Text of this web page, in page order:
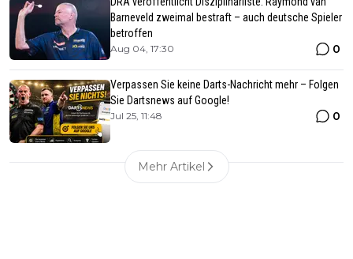
Barneveld zweimal bestraft – auch deutsche Spieler
betroffen
Aug 04, 17:30 0
Verpassen Sie keine Darts-Nachricht mehr – Folgen
Sie Dartsnews auf Google!
Jul 25, 11:48 0
Mehr Artikel